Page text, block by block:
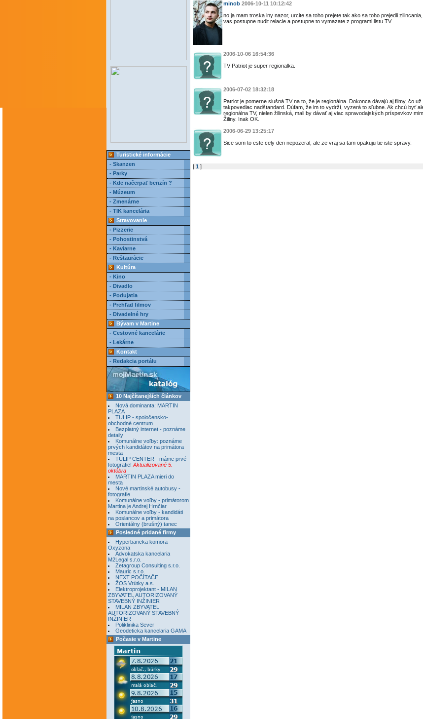
Turistické informácie
- Skanzen
- Parky
- Kde načerpať benzín ?
- Múzeum
- Zmenárne
- TIK kancelária
Stravovanie
- Pizzerie
- Pohostinstvá
- Kaviarne
- Reštaurácie
Kultúra
- Kino
- Divadlo
- Podujatia
- Prehľad filmov
- Divadelné hry
Bývam v Martine
- Cestovné kancelárie
- Lekárne
Kontakt
- Redakcia portálu
10 Najčítanejších článkov
Nová dominanta: MARTIN
PLAZA
TULIP - spoločensko-
obchodné centrum
Bezplatný internet - poznáme
detaily
Komunálne voľby: poznáme
prvých kandidátov na primátora
mesta
TULIP CENTER - máme prvé
fotografie! Aktualizované 5.
októbra
MARTIN PLAZA mieri do
mesta
Nové martinské autobusy -
fotografie
Komunálne voľby - primátorom
Martina je Andrej Hrnčiar
Komunálne voľby - kandidáti
na poslancov a primátora
Orientálny (brušný) tanec
Posledné pridané firmy
Hyperbaricka komora
Oxyzona
Advokatska kancelaria
M2Legal s.r.o.
Zetagroup Consulting s.r.o.
Mauric s.r.o.
NEXT POČÍTAČE
ŽOS Vrútky a.s.
Elektroprojektant - MILAN
ZBYVATEL AUTORIZOVANÝ
STAVEBNÝ INŽINIER
MILAN ZBYVATEL
AUTORIZOVANÝ STAVEBNÝ
INŽINIER
Poliklinika Sever
Geodeticka kancelaria GAMA
Počasie v Martine
minob 2006-10-11 10:12:42
no ja mam troska iny nazor, urcite sa toho prejete tak ako sa toho prejedli
vas postupne nudit relacie a postupne to vymazate z programi listu TV
2006-10-06 16:54:36
TV Patriot je super regionalka.
2006-07-02 18:32:18
Patriot je pomerne slušná TV na to, že je regionálna. Dokonca dávajú aj filmy, čo už
takpovediac nadštandard. Dúfam, že im to vydrží, vyzerá to sľubne. Ak chcú byť
regionálna TV, nielen žilinská, mali by dávať aj viac spravodajských príspevkov
Žiliny. Inak OK.
2006-06-29 13:25:17
Sice som to este cely den nepozeral, ale ze vraj sa tam opakuju tie iste spravy.
[ 1 ]